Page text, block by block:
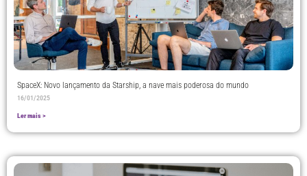
SpaceX: Novo lançamento da Starship, a nave mais poderosa do mundo
16/01/2025
Ler mais >